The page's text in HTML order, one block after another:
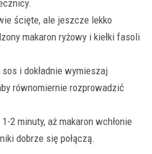
ścięte, ale jeszcze lekko
makaron ryżowy i kiełki fasoli
i dokładnie wymieszaj
równomiernie rozprowadzić
2 minuty, aż makaron wchłonie
dobrze się połączą.